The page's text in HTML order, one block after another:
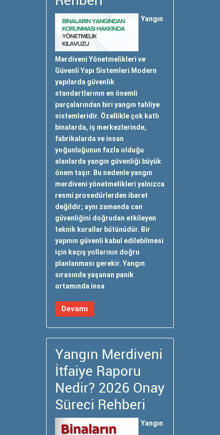
Yangın
Merdiveni Yönetmelikleri ve
Güvenli Yapı Sistemleri Modern
yapılarda güvenlik
standartlarının en önemli
parçalarından biri yangın tahliye
sistemleridir. Özellikle çok katlı
binalarda, iş merkezlerinde,
fabrikalarda ve insan
yoğunluğunun fazla olduğu
alanlarda yangın güvenliği büyük
önem taşır. Bu nedenle yangın
merdiveni yönetmelikleri yalnızca
resmi prosedürlerden ibaret
değildir; aynı zamanda can
güvenliğini doğrudan etkileyen
teknik kurallar bütünüdür. Bir
yapının güvenli kabul edilebilmesi
için kaçış yollarının doğru
planlanması gerekir. Yangın
sırasında yaşanan panik
ortamında insa
Devamı
Yangın Merdiveni
İtfaiye Raporu
Nedir? 2026 Onay
Süreci Rehberi
Yangın